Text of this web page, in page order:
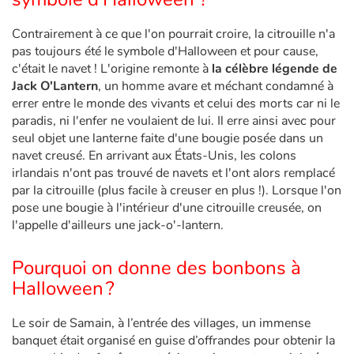
Blog
Actualités
Par thématique
Rencontres et témoignages
Contes d'ici et d'ailleurs
Autour de la lecture
Apprendre à lire
Livre audio
Contrairement à ce que l'on pourrait croire, la citrouille n'a
pas toujours été le symbole d'Halloween et pour cause,
c'était le navet ! L'origine remonte à la célèbre légende de
Jack O'Lantern, un homme avare et méchant condamné à
errer entre le monde des vivants et celui des morts car ni le
paradis, ni l'enfer ne voulaient de lui. Il erre ainsi avec pour
seul objet une lanterne faite d'une bougie posée dans un
navet creusé. En arrivant aux États-Unis, les colons
irlandais n'ont pas trouvé de navets et l'ont alors remplacé
par la citrouille (plus facile à creuser en plus !). Lorsque l'on
pose une bougie à l'intérieur d'une citrouille creusée, on
l'appelle d'ailleurs une jack-o'-lantern.
Pourquoi on donne des bonbons à
Halloween ?
Le soir de Samain, à l’entrée des villages, un immense
banquet était organisé en guise d’offrandes pour obtenir la